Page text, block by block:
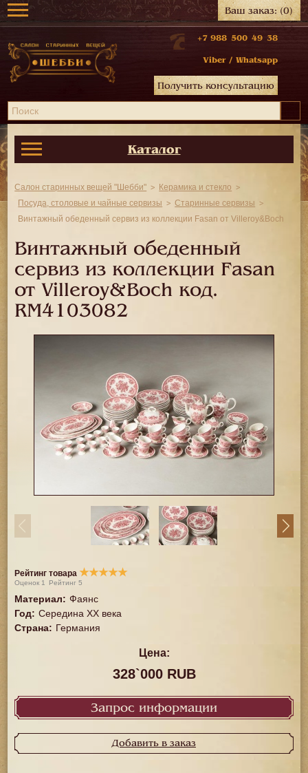
Ваш заказ:(0)
+7 988 500 49 38
Viber / Whatsapp
Получить консультацию
Каталог
Салон старинных вещей "Шебби"
Керамика и стекло
Посуда, столовые и чайные сервизы
Старинные сервизы
Винтажный обеденный сервиз из коллекции Fasan от Villeroy&Boch
Винтажный обеденный
сервиз из коллекции Fasan
от Villeroy&Boch код.
RM4103082
Рейтинг товара ★★★★★
Оценок 1 Рейтинг5
Материал: Фаянс
Год: Середина XX векa
Страна: Германия
Цена:
328`000 RUB
Запрос информации
Добавить в заказ